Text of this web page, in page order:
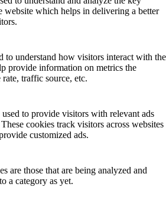
website which helps in delivering a better
to understand how visitors interact with the
provide information on metrics the
traffic source, etc.
to provide visitors with relevant ads
cookies track visitors across websites
customized ads.
are those that are being analyzed and
a category as yet.